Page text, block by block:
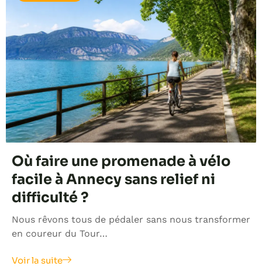
Où faire une promenade à vélo
facile à Annecy sans relief ni
difficulté ?
Nous rêvons tous de pédaler sans nous transformer
en coureur du Tour…
Voir la suite